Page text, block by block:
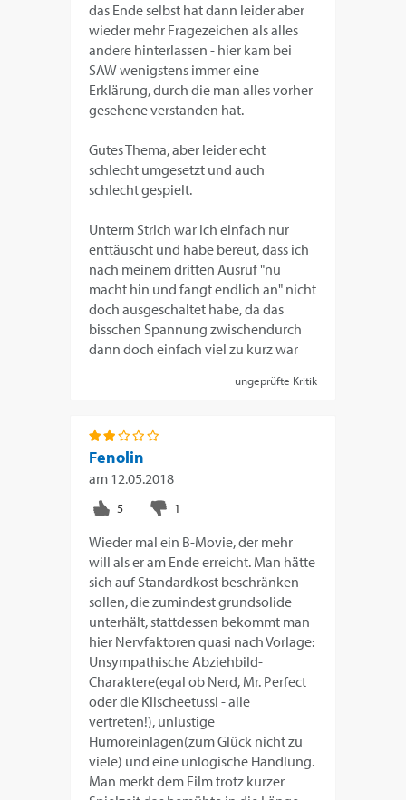
das Ende selbst hat dann leider aber
wieder mehr Fragezeichen als alles
andere hinterlassen - hier kam bei
SAW wenigstens immer eine
Erklärung, durch die man alles vorher
gesehene verstanden hat.
Gutes Thema, aber leider echt
schlecht umgesetzt und auch
schlecht gespielt.
Unterm Strich war ich einfach nur
enttäuscht und habe bereut, dass ich
nach meinem dritten Ausruf "nu
macht hin und fangt endlich an" nicht
doch ausgeschaltet habe, da das
bisschen Spannung zwischendurch
dann doch einfach viel zu kurz war
ungeprüfte Kritik
Fenolin
am 12.05.2018
Wieder mal ein B-Movie, der mehr
will als er am Ende erreicht. Man hätte
sich auf Standardkost beschränken
sollen, die zumindest grundsolide
unterhält, stattdessen bekommt man
hier Nervfaktoren quasi nach Vorlage:
Unsympathische Abziehbild-
Charaktere(egal ob Nerd, Mr. Perfect
oder die Klischeetussi - alle
vertreten!), unlustige
Humoreinlagen(zum Glück nicht zu
viele) und eine unlogische Handlung.
Man merkt dem Film trotz kurzer